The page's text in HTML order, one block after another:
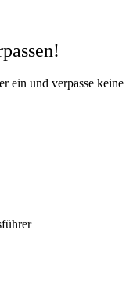
ein und verpasse keine